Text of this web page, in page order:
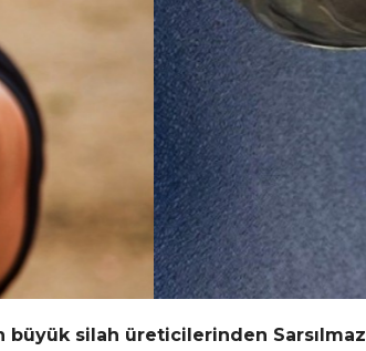
büyük silah üreticilerinden